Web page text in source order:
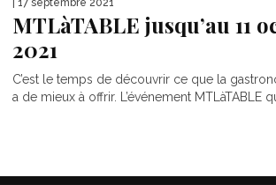
| 17 septembre 2021
MTLàTABLE jusqu’au 11
2021
C’est le temps de découvrir ce que la
a de mieux à offrir. L’événement MTLàTABLE